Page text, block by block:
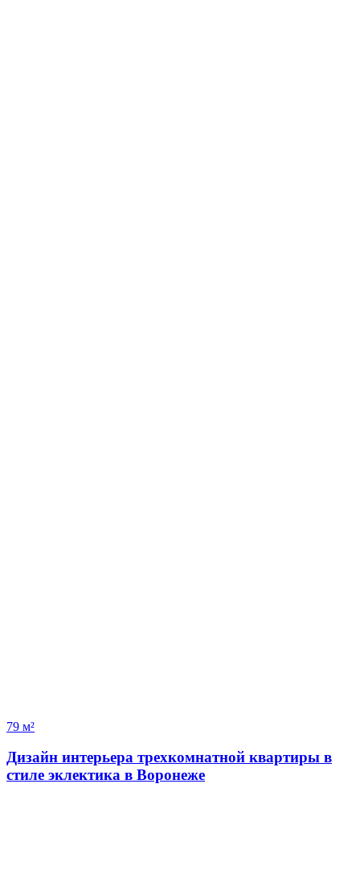
79 м²
Дизайн интерьера трехкомнатной квартиры в
стиле эклектика в Воронеже